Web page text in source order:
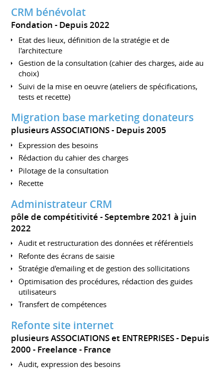
CRM bénévolat
Fondation Depuis 2022
Etat des lieux, définition de la stratégie et de
l'architecture
Gestion de la consultation (cahier des charges, aide au
choix)
Suivi de la mise en oeuvre (ateliers de spécifications,
tests et recette)
Migration base marketing donateurs
plusieurs ASSOCIATIONS Depuis 2005
Expression des besoins
Rédaction du cahier des charges
Pilotage de la consultation
Recette
Administrateur CRM
pôle de compétitivité
Septembre 2021 à juin
2022
Audit et restructuration des données et référentiels
Refonte des écrans de saisie
Stratégie d'emailing et de gestion des sollicitations
Optimisation des procédures, rédaction des guides
utilisateurs
Transfert de compétences
Refonte site internet
plusieurs ASSOCIATIONS et ENTREPRISES
Depuis
2000 Freelance France
Audit, expression des besoins